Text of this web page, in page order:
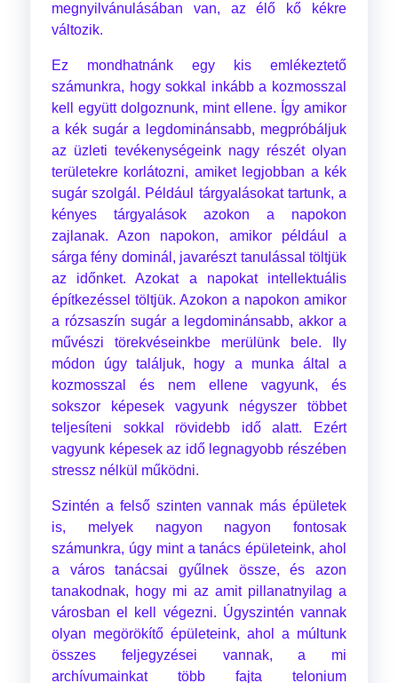
megnyilvánulásában van, az élő kő kékre
változik.
Ez mondhatnánk egy kis emlékeztető
számunkra, hogy sokkal inkább a kozmosszal
kell együtt dolgoznunk, mint ellene. Így amikor
a kék sugár a legdominánsabb, megpróbáljuk
az üzleti tevékenységeink nagy részét olyan
területekre korlátozni, amiket legjobban a kék
sugár szolgál. Például tárgyalásokat tartunk, a
kényes tárgyalások azokon a napokon
zajlanak. Azon napokon, amikor például a
sárga fény dominál, javarészt tanulással töltjük
az időnket. Azokat a napokat intellektuális
építkezéssel töltjük. Azokon a napokon amikor
a rózsaszín sugár a legdominánsabb, akkor a
művészi törekvéseinkbe merülünk bele. Ily
módon úgy találjuk, hogy a munka által a
kozmosszal és nem ellene vagyunk, és
sokszor képesek vagyunk négyszer többet
teljesíteni sokkal rövidebb idő alatt. Ezért
vagyunk képesek az idő legnagyobb részében
stressz nélkül működni.
Szintén a felső szinten vannak más épületek
is, melyek nagyon nagyon fontosak
számunkra, úgy mint a tanács épületeink, ahol
a város tanácsai gyűlnek össze, és azon
tanakodnak, hogy mi az amit pillanatnyilag a
városban el kell végezni. Úgyszintén vannak
olyan megörökítő épületeink, ahol a múltunk
összes feljegyzései vannak, a mi
archívumainkat több fajta telonium